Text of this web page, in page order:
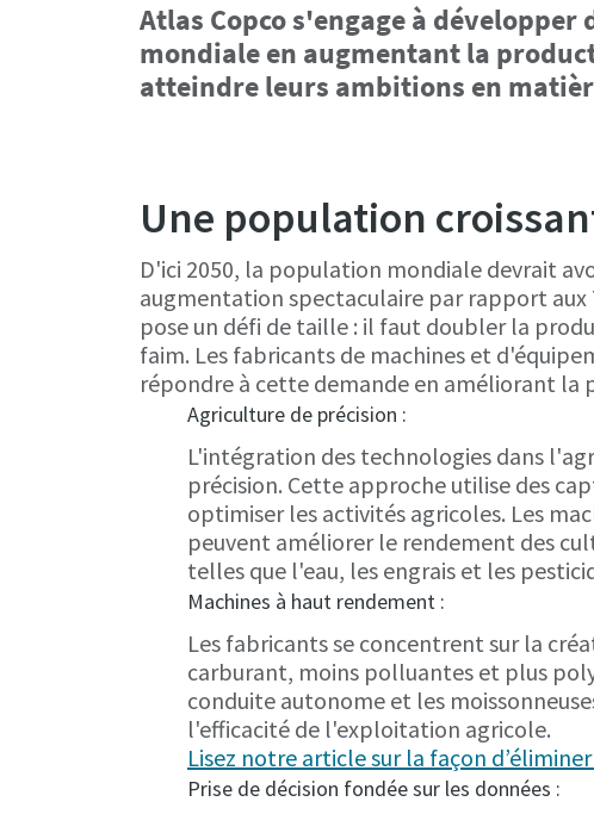
Atlas Copco s'engage à
mondiale en augmentant la
atteindre leurs ambitions en
Une population
D'ici 2050, la population mondiale devrait
augmentation spectaculaire par rapport
pose un défi de taille : il faut doubler la
faim. Les fabricants de machines et
répondre à cette demande en améliorant la
Agriculture de précision :
L'intégration des technologies dans
précision. Cette approche utilise des
optimiser les activités agricoles. Les
peuvent améliorer le rendement des
telles que l'eau, les engrais et les
Machines à haut rendement :
Les fabricants se concentrent sur la
carburant, moins polluantes et plus
conduite autonome et les
l'efficacité de l'exploitation agricole.
Lisez notre article sur la façon
Prise de décision fondée sur les données :